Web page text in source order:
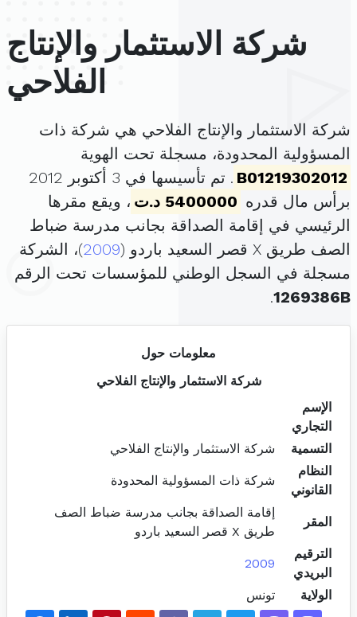
شركة الاستثمار والإنتاج
الفلاحي
شركة الاستثمار والإنتاج الفلاحي هي شركة ذات
المسؤولية المحدودة، مسجلة تحت الهوية
B01219302012
. تم تأسيسها في 3 أكتوبر 2012
برأس مال قدره 5400000 د.ت
، ويقع مقرها
الرئيسي في إقامة الصداقة بجانب مدرسة ضباط
الصف طريق X قصر السعيد باردو (
2009)، الشركة
مسجلة في السجل الوطني للمؤسسات تحت الرقم
1269386B
.
معلومات حول
شركة الاستثمار والإنتاج الفلاحي
الإسم
التجاري
التسمية
شركة الاستثمار والإنتاج الفلاحي
النظام
القانوني
شركة ذات المسؤولية المحدودة
المقر
إقامة الصداقة بجانب مدرسة ضباط الصف
طريق X قصر السعيد باردو
الترقيم
البريدي
2009
الولاية تونس